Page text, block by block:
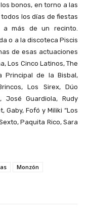
bonos, en torno a las
los días de fiestas
a más de un recinto.
o a la discoteca Piscis
de esas actuaciones
Los Cinco Latinos, The
Principal de la Bisbal,
Los Sirex, Dúo
José Guardiola, Rudy
Gaby, Fofó y Miliki “Los
Paquita Rico, Sara
Monzón